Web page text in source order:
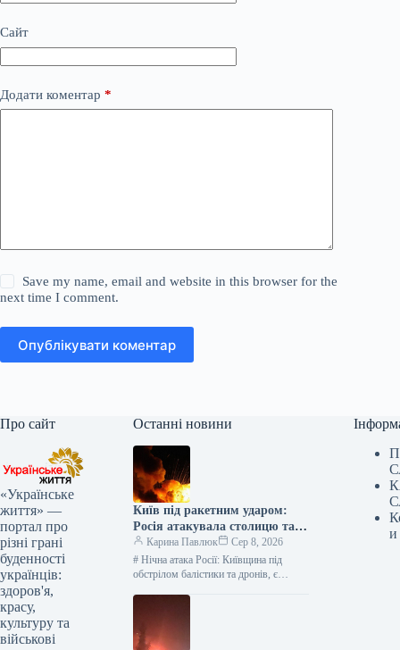
Сайт
Додати коментар *
Save my name, email and website in this browser for the
next time I comment.
Опублікувати коментар
Про сайт
«Українське
життя» —
портал про
різні грані
буденності
українців:
здоров'я,
красу,
культуру та
військові
Останні новини
Київ під ракетним ударом:
Росія атакувала столицю та
область, є жертви —
найсвіжіші подробиці
Карина Павлюк
Сер 8, 2026
# Нічна атака Росії: Київщина під
обстрілом балістики та дронів, є
и